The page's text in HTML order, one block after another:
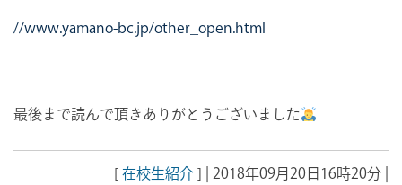
//www.yamano-bc.jp/other_open.html
最後まで読んで頂きありがとうございました
[ 在校生紹介 ] | 2018年09月20日16時20分 |